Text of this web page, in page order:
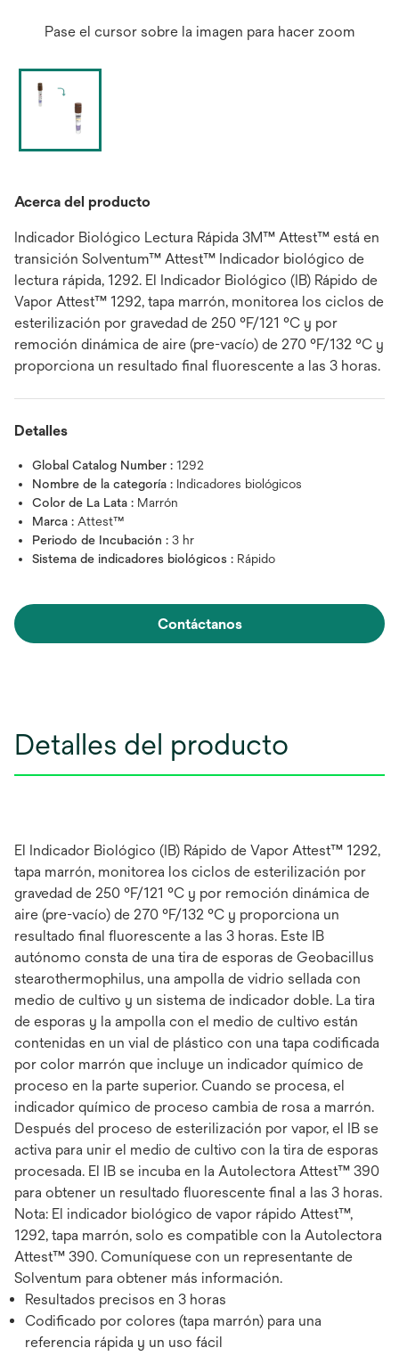
Pase el cursor sobre la imagen para hacer zoom
Acerca del producto
Indicador Biológico Lectura Rápida 3M™ Attest™ está en
transición Solventum™ Attest™ Indicador biológico de
lectura rápida, 1292. El Indicador Biológico (IB) Rápido de
Vapor Attest™ 1292, tapa marrón, monitorea los ciclos de
esterilización por gravedad de 250 °F/121 °C y por
remoción dinámica de aire (pre-vacío) de 270 °F/132 °C y
proporciona un resultado final fluorescente a las 3 horas.
Detalles
Global Catalog Number : 1292
Nombre de la categoría : Indicadores biológicos
Color de La Lata : Marrón
Marca : Attest™
Periodo de Incubación : 3 hr
Sistema de indicadores biológicos : Rápido
Contáctanos
Detalles del producto
El Indicador Biológico (IB) Rápido de Vapor Attest™ 1292,
tapa marrón, monitorea los ciclos de esterilización por
gravedad de 250 °F/121 °C y por remoción dinámica de
aire (pre-vacío) de 270 °F/132 °C y proporciona un
resultado final fluorescente a las 3 horas. Este IB
autónomo consta de una tira de esporas de Geobacillus
stearothermophilus, una ampolla de vidrio sellada con
medio de cultivo y un sistema de indicador doble. La tira
de esporas y la ampolla con el medio de cultivo están
contenidas en un vial de plástico con una tapa codificada
por color marrón que incluye un indicador químico de
proceso en la parte superior. Cuando se procesa, el
indicador químico de proceso cambia de rosa a marrón.
Después del proceso de esterilización por vapor, el IB se
activa para unir el medio de cultivo con la tira de esporas
procesada. El IB se incuba en la Autolectora Attest™ 390
para obtener un resultado fluorescente final a las 3 horas.
Nota: El indicador biológico de vapor rápido Attest™,
1292, tapa marrón, solo es compatible con la Autolectora
Attest™ 390. Comuníquese con un representante de
Solventum para obtener más información.
Resultados precisos en 3 horas
Codificado por colores (tapa marrón) para una
referencia rápida y un uso fácil